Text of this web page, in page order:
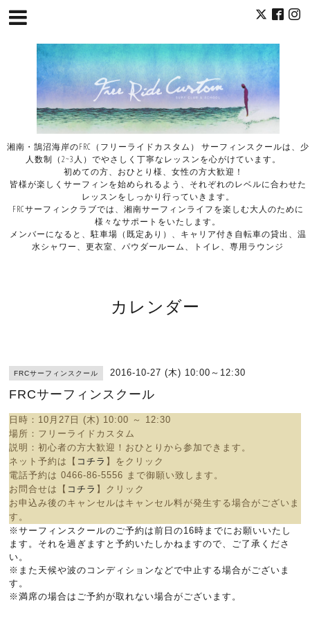
湘南・鵠沼海岸のFRC（フリーライドカスタム） サーフィンスクールは、少
人数制（2~3人）でやさしく丁寧なレッスンを心がけています。
初めての方、おひとり様、女性の方大歓迎！
皆様が楽しくサーフィンを始められるよう、それぞれのレベルに合わせた
レッスンをしっかり行っていきます。
FRCサーフィンクラブでは、湘南サーフィンライフを楽しむ大人のために
様々なサポートをいたします。
メンバーになると、駐車場（既定あり）、キャリア付き自転車の貸出、温
水シャワー、更衣室、パウダールーム、トイレ、専用ラウンジ
カレンダー
FRCサーフィンスクール 2016-10-27 (木) 10:00～12:30
FRCサーフィンスクール
日時：10 月27日 (木) 10:00 ～ 12:30
場所： フリーライドカスタム
説明：初心者の方大歓迎！おひとりから参加できます。
ネット予約は【 コチラ 】をクリック
電話予約は0466-86-5556 まで御願い致します。
お問合せは【 コチラ 】クリック
お申込み後のキャンセルはキャンセル料が発生する場合がございま
す。
※サーフィンスクールのご予約は前日の16時までにお願いいたし
ます。それを過ぎますと予約いたしかねますので、ご了承くださ
い。
※また天候や波のコンディションなどで中止する場合がございま
す。
※満席の場合はご予約が取れない場合がございます。